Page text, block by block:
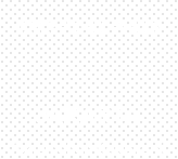
0813-1054-7548
JAKARTA
Perumahan Boulevard